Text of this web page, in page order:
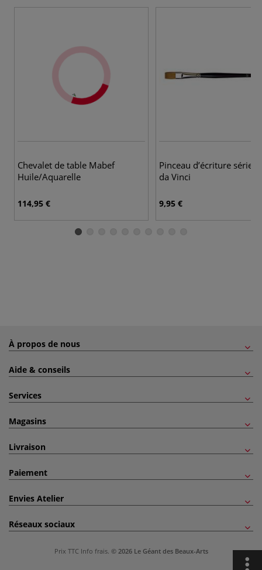
Chevalet de table Mabef
Huile/Aquarelle
114,95 €
Pinceau d’écriture série
da Vinci
9,95 €
À propos de nous
Aide & conseils
Services
Magasins
Livraison
Paiement
Envies Atelier
Réseaux sociaux
Prix TTC Info frais. © 2026 Le Géant des Beaux-Arts